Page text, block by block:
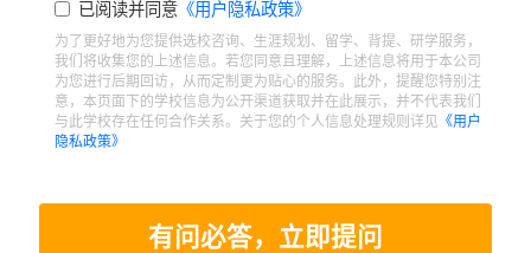
已阅读并同意 《用户隐私政策》
为了更好地为您提供选校咨询、生涯规划、留学、背提、研学服务，
我们将收集您的上述信息。若您同意且理解，上述信息将用于本公司
为您进行后期回访，从而定制更为贴心的服务。此外，提醒您特别注
意，本页面下的学校信息为公开渠道获取并在此展示，并不代表我们
与此学校存在任何合作关系。关于您的个人信息处理规则详见 《用户
隐私政策》
有问必答，立即提问